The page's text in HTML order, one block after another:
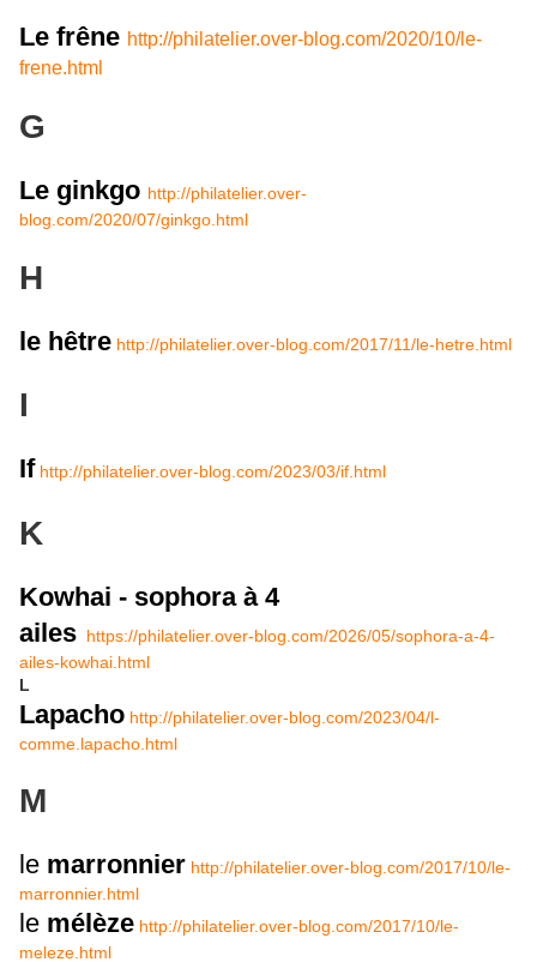
Le frêne http://philatelier.over-blog.com/2020/10/le-
frene.html
G
Le ginkgo http://philatelier.over-
blog.com/2020/07/ginkgo.html
H
le hêtre http://philatelier.over-blog.com/2017/11/le-hetre.html
I
If http://philatelier.over-blog.com/2023/03/if.html
K
Kowhai - sophora à 4
ailes https://philatelier.over-blog.com/2026/05/sophora-a-4-
ailes-kowhai.html
L
Lapacho http://philatelier.over-blog.com/2023/04/l-
comme.lapacho.html
M
le marronnier http://philatelier.over-blog.com/2017/10/le-
marronnier.html
le mélèze http://philatelier.over-blog.com/2017/10/le-
meleze.html